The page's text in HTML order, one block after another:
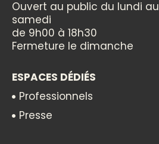
Ouvert au public du lundi au
samedi
de 9h00 à 18h30
Fermeture le dimanche
ESPACES DÉDIÉS
Professionnels
Presse